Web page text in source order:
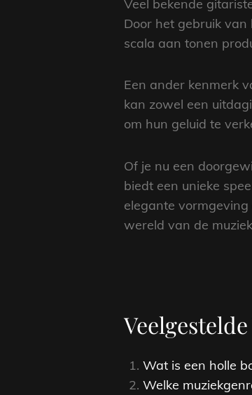
Veel bekende
Door het gebruik
scala aan tonen
Een ander kenmerk
kan zowel een
om hun geluid te
Of je nu een
biedt een unieke
elegante
wereld van de
Wat is een holle
Welke